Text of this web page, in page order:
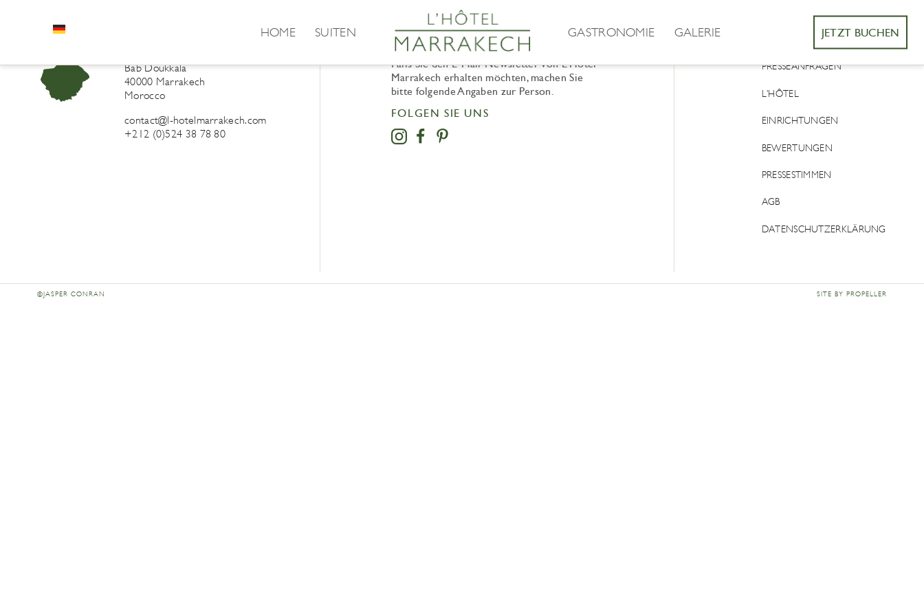
HOME SUITEN GASTRONOMIE GALERIE JETZT BUCHEN
Bab Doukkala
40000 Marrakech
Morocco
contact@l-hotelmarrakech.com
+212 (0)524 38 78 80
NEWSLETTER
Falls Sie den E-Mail-Newsletter von L’Hôtel
Marrakech erhalten möchten, machen Sie
bitte folgende Angaben zur Person.
FOLGEN SIE UNS
PRESSEANFRAGEN
L’HÔTEL
EINRICHTUNGEN
BEWERTUNGEN
PRESSESTIMMEN
AGB
DATENSCHUTZERKLÄRUNG
SITE BY PROPELLER
©JASPER CONRAN